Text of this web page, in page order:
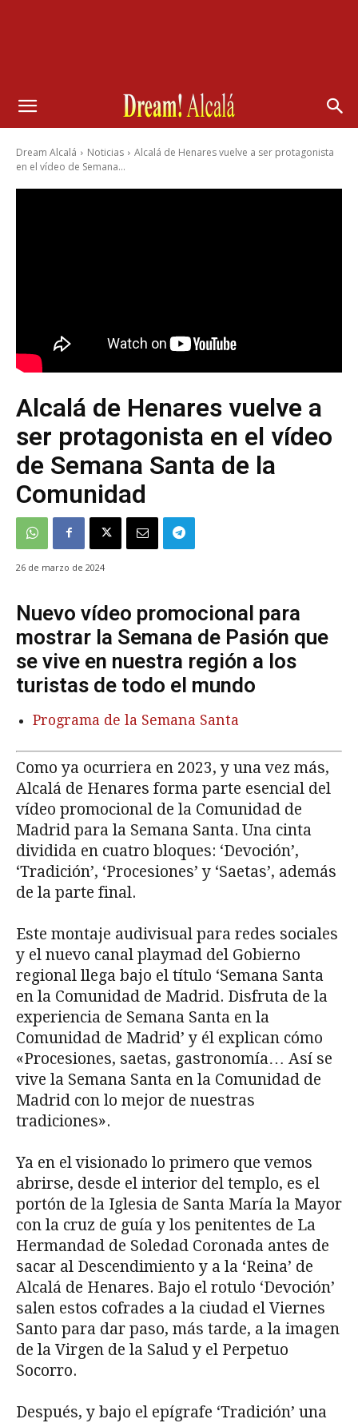
Dream Alcalá Noticias
Alcalá de Henares vuelve a ser protagonista
en el vídeo de Semana...
Alcalá de Henares vuelve a
ser protagonista en el vídeo
de Semana Santa de la
Comunidad
26 de marzo de 2024
Nuevo vídeo promocional para
mostrar la Semana de Pasión que
se vive en nuestra región a los
turistas de todo el mundo
Programa de la Semana Santa
Como ya ocurriera en 2023, y una vez más,
Alcalá de Henares forma parte esencial del
vídeo promocional de la Comunidad de
Madrid para la Semana Santa. Una cinta
dividida en cuatro bloques: ‘Devoción’,
‘Tradición’, ‘Procesiones’ y ‘Saetas’, además
de la parte final.
Este montaje audivisual para redes sociales
y el nuevo canal playmad del Gobierno
regional llega bajo el título ‘Semana Santa
en la Comunidad de Madrid. Disfruta de la
experiencia de Semana Santa en la
Comunidad de Madrid’ y él explican cómo
«Procesiones, saetas, gastronomía… Así se
vive la Semana Santa en la Comunidad de
Madrid con lo mejor de nuestras
tradiciones».
Ya en el visionado lo primero que vemos
abrirse, desde el interior del templo, es el
portón de la Iglesia de Santa María la Mayor
con la cruz de guía y los penitentes de La
Hermandad de Soledad Coronada antes de
sacar al Descendimiento y a la ‘Reina’ de
Alcalá de Henares. Bajo el rotulo ‘Devoción’
salen estos cofrades a la ciudad el Viernes
Santo para dar paso, más tarde, a la imagen
de la Virgen de la Salud y el Perpetuo
Socorro.
Después, y bajo el epígrafe ‘Tradición’ una